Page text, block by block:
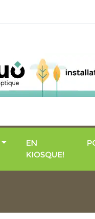
EN
KIOSQUE!